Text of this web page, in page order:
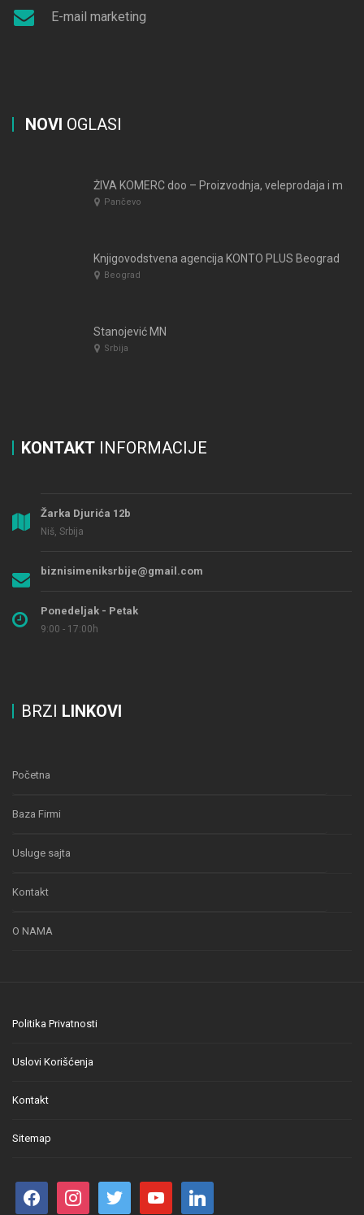
E-mail marketing
NOVI OGLASI
Pančevo
Knjigovodstvena agencija KONTO PLUS Beograd
Beograd
Stanojević MN
Srbija
KONTAKT INFORMACIJE
Žarka Djurića 12b
Niš, Srbija
biznisimeniksrbije@gmail.com
Ponedeljak - Petak
9:00 - 17:00h
BRZI LINKOVI
Početna
Baza Firmi
Usluge sajta
Kontakt
O NAMA
Politika Privatnosti
Uslovi Korišćenja
Kontakt
Sitemap